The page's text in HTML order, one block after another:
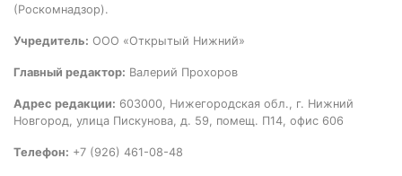
(Роскомнадзор).
Учредитель: ООО «Открытый Нижний»
Главный редактор: Валерий Прохоров
Адрес редакции: 603000, Нижегородская обл., г. Нижний
Новгород, улица Пискунова, д. 59, помещ. П14, офис 606
Телефон: +7 (926) 461-08-48